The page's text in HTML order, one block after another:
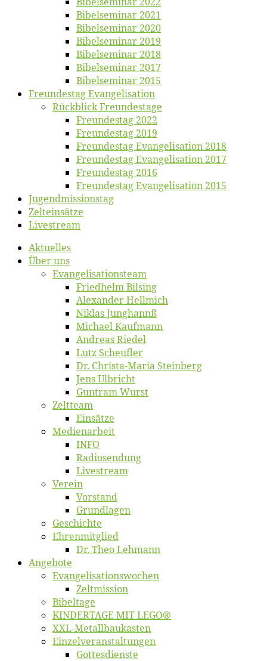
Bi­bel­se­mi­nar 2021
Bi­bel­se­mi­nar 2020
Bi­bel­se­mi­nar 2019
Bi­bel­se­mi­nar 2018
Bibelsemi­nar 2017
Bibelsemi­nar 2015
Freun­des­tag Evangelisation
Rück­blick Freundestage
Freun­des­tag 2022
Freun­des­tag 2019
Freun­des­tag Evan­ge­li­sa­ti­on 2018
Freun­des­tag Evan­ge­li­sa­ti­on 2017
Freun­des­tag 2016
Freun­des­tag Evan­ge­li­sa­ti­on 2015
Jugend­mis­sions­tag
Zelt­ein­sät­ze
Live­stream
Ak­tu­el­les
Über uns
Evangelisa­tions­team
Fried­helm Bilsing
Alex­an­der Hellmich
Ni­klas Junghannß
Mi­cha­el Kaufmann
An­dre­as Riedel
Lutz Scheuf­ler
Dr. Chris­­ta-Ma­ria Steinberg
Jens Ulb­richt
Gun­tram Wurst
Zelt­team
Ein­sät­ze
Me­di­en­ar­beit
INFO
Ra­dio­sen­dung
Live­stream
Ver­ein
Vor­stand
Grund­la­gen
Ge­schich­te
Eh­ren­mit­glied
Dr. Theo Lehmann
An­ge­bo­te
Evangelisa­tions­wo­chen
Zelt­mis­si­on
Bi­bel­ta­ge
KINDERTAGE MIT LEGO®
XXL-Me­­tal­l­­bau­­kas­­ten
Einzelver­an­stal­tungen
Got­tes­diens­te